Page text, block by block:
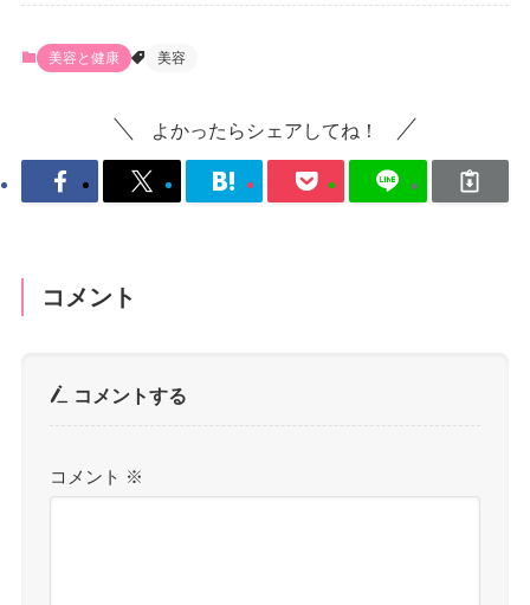
美容と健康 美容
よかったらシェアしてね！
コメント
コメントする
コメント ※